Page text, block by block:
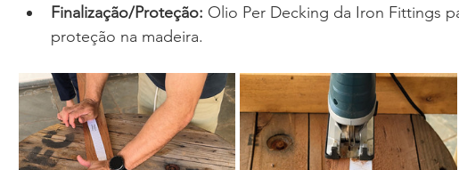
Finalização/Proteção: Olio Per Decking da Iron Fittings
proteção na madeira.